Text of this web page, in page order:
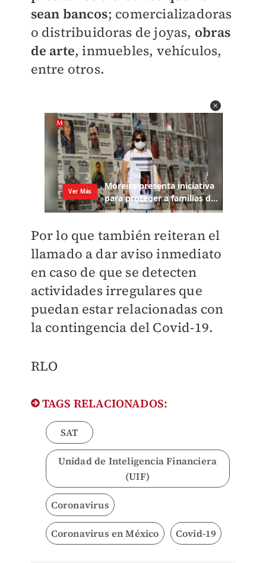
sean bancos; comercializadoras
o distribuidoras de joyas, obras
de arte, inmuebles, vehículos,
entre otros.
Por lo que también reiteran el
llamado a dar aviso inmediato
en caso de que se detecten
actividades irregulares que
puedan estar relacionadas con
la contingencia del Covid-19.
RLO
TAGS RELACIONADOS:
SAT
Unidad de Inteligencia Financiera
(UIF)
Coronavirus
Coronavirus en México Covid-19